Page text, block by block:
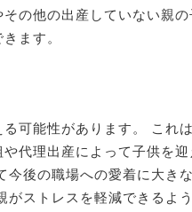
の他の出産していない親
ます。
可能性があります。 これ
代理出産によって子供を
後の職場への愛着に大き
ストレスを軽減できるよ